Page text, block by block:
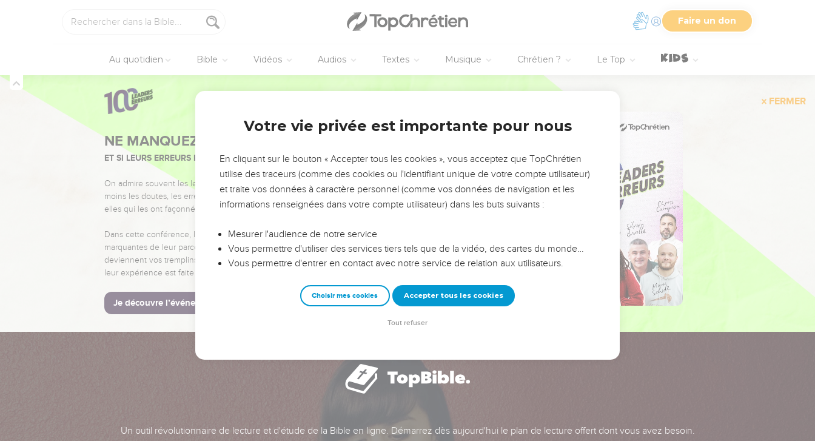
Faire un don
Au quotidien Bible Vidéos Audios Textes Musique Chrétien ? Le Top
FERMER
NE MANQUEZ PAS L’ÉVÉNEMENT DE L’ANNÉE !
ET SI LEURS ERREURS POUVAIENT VOUS ÉVITER LES VOTRES ?
On admire souvent les leaders pour leurs réussites, leur impact, leur foi ou leur vision. Mais on voit
moins les doutes, les erreurs et les saisons difficiles qu'ils ont traversés, alors même que ce sont
elles qui les ont façonnés.
Dans cette conférence, leaders, entrepreneurs, et responsables reviennent sur les erreurs
marquantes de leur parcours et les clés pour avancer avec plus de sagesse afin que leurs erreurs
deviennent vos tremplins. Que vous guidiez un ministère, une équipe, un groupe ou une famille,
leur expérience est faite pour vous.
Je découvre l’événement
Un outil révolutionnaire de lecture et d'étude de la Bible en ligne. Démarrez dès aujourd'hui le plan de lecture offert dont vous avez besoin.
Votre vie privée est importante pour nous
En cliquant sur le bouton « Accepter tous les cookies », vous acceptez que TopChrétien
utilise des traceurs (comme des cookies ou l'identifiant unique de votre compte utilisateur)
et traite vos données à caractère personnel (comme vos données de navigation et les
informations renseignées dans votre compte utilisateur) dans les buts suivants :
Mesurer l'audience de notre service
Vous permettre d'utiliser des services tiers tels que de la vidéo, des cartes du monde…
Vous permettre d'entrer en contact avec notre service de relation aux utilisateurs.
Choisir mes cookies Accepter tous les cookies
Tout refuser